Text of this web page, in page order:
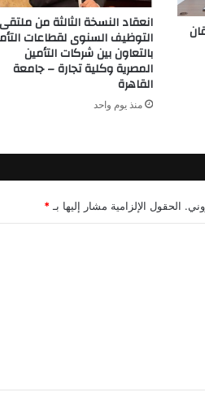
انعقاد النسخة الثالثة من ملتقى
التوظيف السنوى لقطاعات
بالتعاون بين شركات التأمين
المصرية وكلية تجارة – جامعة
القاهرة
منذ يوم واحد
الحقول الإلزامية مشار إليها بـ *